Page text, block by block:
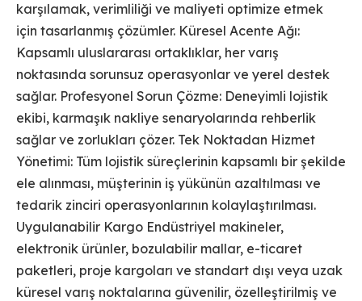
karşılamak, verimliliği ve maliyeti optimize etmek
için tasarlanmış çözümler. Küresel Acente Ağı:
Kapsamlı uluslararası ortaklıklar, her varış
noktasında sorunsuz operasyonlar ve yerel destek
sağlar. Profesyonel Sorun Çözme: Deneyimli lojistik
ekibi, karmaşık nakliye senaryolarında rehberlik
sağlar ve zorlukları çözer. Tek Noktadan Hizmet
Yönetimi: Tüm lojistik süreçlerinin kapsamlı bir şekilde
ele alınması, müşterinin iş yükünün azaltılması ve
tedarik zinciri operasyonlarının kolaylaştırılması.
Uygulanabilir Kargo Endüstriyel makineler,
elektronik ürünler, bozulabilir mallar, e-ticaret
paketleri, proje kargoları ve standart dışı veya uzak
küresel varış noktalarına güvenilir, özelleştirilmiş ve